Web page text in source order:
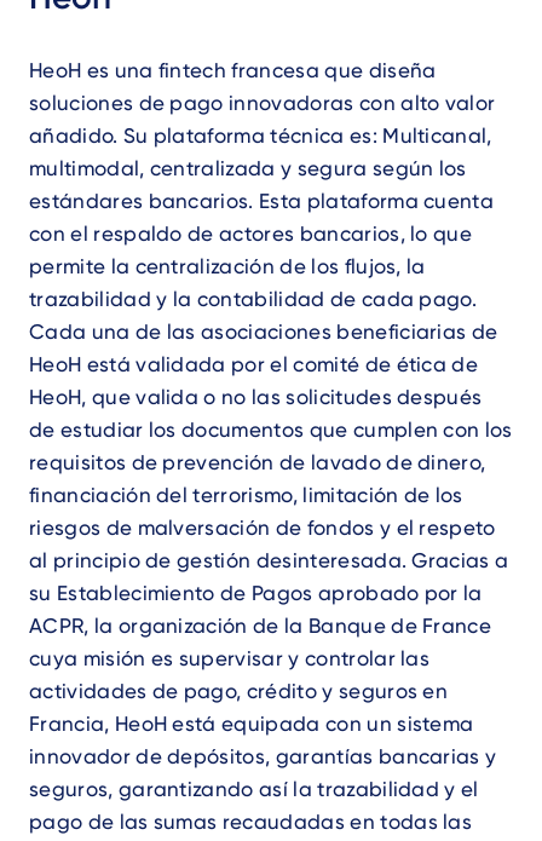
HeoH es una fintech francesa que diseña
soluciones de pago innovadoras con alto valor
añadido. Su plataforma técnica es: Multicanal,
multimodal, centralizada y segura según los
estándares bancarios. Esta plataforma cuenta
con el respaldo de actores bancarios, lo que
permite la centralización de los flujos, la
trazabilidad y la contabilidad de cada pago.
Cada una de las asociaciones beneficiarias de
HeoH está validada por el comité de ética de
HeoH, que valida o no las solicitudes después
de estudiar los documentos que cumplen con los
requisitos de prevención de lavado de dinero,
financiación del terrorismo, limitación de los
riesgos de malversación de fondos y el respeto
al principio de gestión desinteresada. Gracias a
su Establecimiento de Pagos aprobado por la
ACPR, la organización de la Banque de France
cuya misión es supervisar y controlar las
actividades de pago, crédito y seguros en
Francia, HeoH está equipada con un sistema
innovador de depósitos, garantías bancarias y
seguros, garantizando así la trazabilidad y el
pago de las sumas recaudadas en todas las